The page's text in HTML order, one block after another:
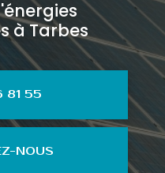
à Tarbes
81 55
NOUS